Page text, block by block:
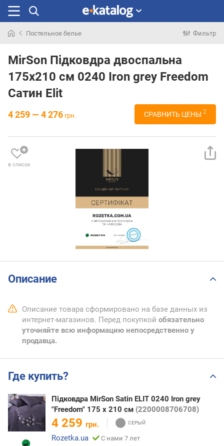
раньше
Постельное белье Фильтр
MirSon Підковдра двоспальна
175x210 см 0240 Iron grey Freedom
Сатин Elit
4 259 — 4 276 грн. СРАВНИТЬ ЦЕНЫ 2
в список
Описание
Описание товара сформировано на базе данных из
интернет-магазинов. Перед покупкой обязательно
уточняйте всю информацию непосредственно у
продавца.
Где купить?
Підковдра MirSon Satin ELIT 0240 Iron grey
"Freedom" 175 x 210 см (2200008706708)
4 259 грн.
Rozetka.ua
С нами 7 лет